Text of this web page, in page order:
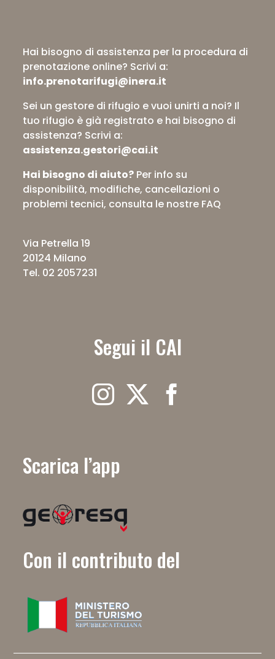
Hai bisogno di assistenza per la procedura di
prenotazione online? Scrivi a:
info.prenotarifugi@inera.it
Sei un gestore di rifugio e vuoi unirti a noi? Il
tuo rifugio è già registrato e hai bisogno di
assistenza? Scrivi a:
assistenza.gestori@cai.it
Hai bisogno di aiuto? Per info su
disponibilità, modifiche, cancellazioni o
problemi tecnici, consulta le nostre FAQ
Via Petrella 19
20124 Milano
Tel. 02 2057231
Segui il CAI
Scarica l’app
Con il contributo del